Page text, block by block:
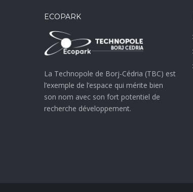
ECOPARK
La Technopole de Borj-Cédria (TBC) est
l’exemple de l’espace qui mérite bien
son nom avec son fort potentiel de
recherche développement.